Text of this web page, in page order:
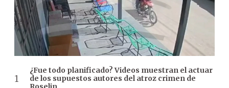
¿Fue todo planificado? Videos muestran el actuar
de los supuestos autores del atroz crimen de